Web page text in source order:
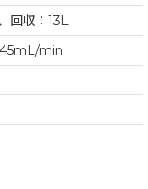
回収：13L
min